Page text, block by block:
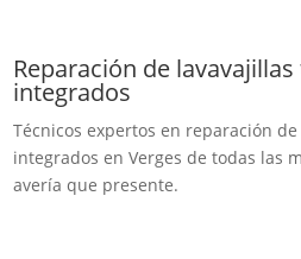
Reparación de
integrados
Técnicos expertos en reparación
integrados en Verges de todas las
avería que presente.